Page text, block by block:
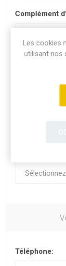
Complément
Téléphone:
Les cookies
utilisant nos